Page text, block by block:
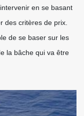
en se basant
des critères de prix.
de se baser sur les
la bâche qui va être